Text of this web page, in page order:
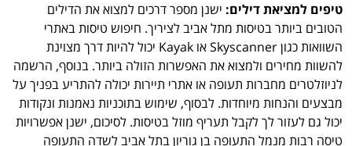
טיפים למציאת דילים: ישנן מספר דרכים למצוא את הדילים
הטובים ביותר בטיסות מתל אביב לציריך. חיפוש טיסות באתרי
השוואות כגון Skyscanner או Kayak יכול להיות דרך מצוינת
להשוות מחירים ולמצוא את האפשרות הזולה ביותר. בנוסף, הרשמה
לניוזלטרים מחברות תעופה או אתרי תיירות יכולה להתריע בפניך על
מבצעים והנחות מיוחדות. לבסוף, שימוש בתוכניות נאמנות ונקודות
יכול גם לעזור לך לקבל תעריף מוזל בטיסות. לסיכום, ישנן אפשרויות
טיסה רבות מנמל התעופה בן גוריון בתל אביב לשדה התעופה